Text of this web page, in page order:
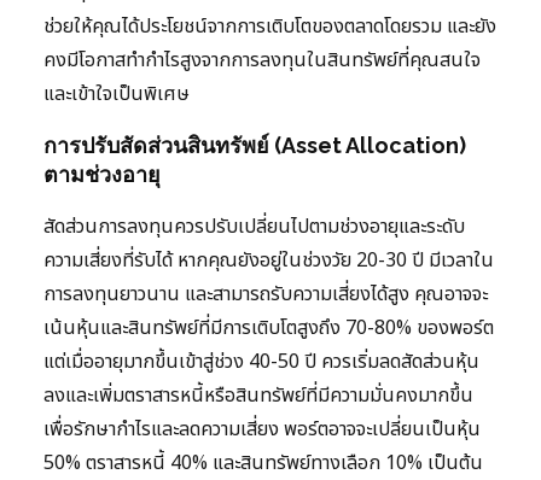
ช่วยให้คุณได้ประโยชน์จากการเติบโตของตลาดโดยรวม และยัง
คงมีโอกาสทำกำไรสูงจากการลงทุนในสินทรัพย์ที่คุณสนใจ
และเข้าใจเป็นพิเศษ
การปรับสัดส่วนสินทรัพย์ (Asset Allocation)
ตามช่วงอายุ
สัดส่วนการลงทุนควรปรับเปลี่ยนไปตามช่วงอายุและระดับ
ความเสี่ยงที่รับได้ หากคุณยังอยู่ในช่วงวัย 20-30 ปี มีเวลาใน
การลงทุนยาวนาน และสามารถรับความเสี่ยงได้สูง คุณอาจจะ
เน้นหุ้นและสินทรัพย์ที่มีการเติบโตสูงถึง 70-80% ของพอร์ต
แต่เมื่ออายุมากขึ้นเข้าสู่ช่วง 40-50 ปี ควรเริ่มลดสัดส่วนหุ้น
ลงและเพิ่มตราสารหนี้หรือสินทรัพย์ที่มีความมั่นคงมากขึ้น
เพื่อรักษากำไรและลดความเสี่ยง พอร์ตอาจจะเปลี่ยนเป็นหุ้น
50% ตราสารหนี้ 40% และสินทรัพย์ทางเลือก 10% เป็นต้น